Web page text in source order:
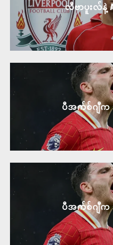
လီဗာပူးလ်နဲ့
ပီအက်စ်ဂျီ
ပီအက်စ်ဂျီ